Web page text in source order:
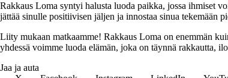
Rakkaus Loma syntyi halusta luoda paikka, jossa ihmiset
jättää sinulle positiivisen jäljen ja innostaa sinua tekemään
Liity mukaan matkaamme! Rakkaus Loma on enemmän
yhdessä voimme luoda elämän, joka on täynnä rakkautta,
Jaa ja auta